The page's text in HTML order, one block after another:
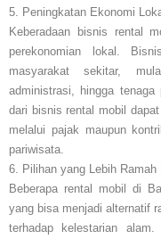
5. Peningkatan Ekonomi
Keberadaan bisnis rental
perekonomian lokal.
masyarakat sekitar,
administrasi, hingga
dari bisnis rental mobil
melalui pajak maupun
pariwisata.
6. Pilihan yang Lebih Ramah
Beberapa rental mobil di
yang bisa menjadi alternatif
terhadap kelestarian